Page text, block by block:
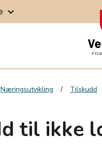
keyboard_arrow_down
Næringsutvikling Tilskudd
til ikke